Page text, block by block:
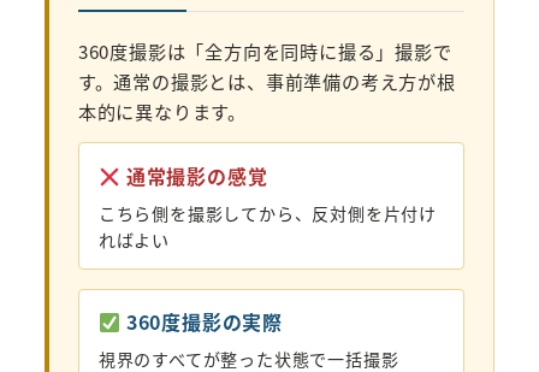
360度撮影は「全方向を同時に撮る」撮影で
す。通常の撮影とは、事前準備の考え方が根
本的に異なります。
通常撮影の感覚
こちら側を撮影してから、反対側を片付け
ればよい
360度撮影の実際
視界のすべてが整った状態で一括撮影